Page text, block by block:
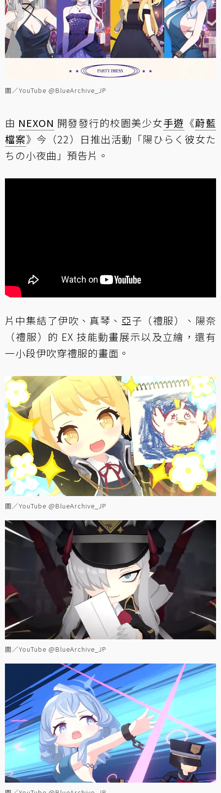
圖／YouTube @BlueArchive_JP
由 NEXON 開發發行的校園美少女手遊 《蔚藍
檔案》今（22）日推出活動「陽ひらく彼女た
ちの小夜曲」預告片。
片中集結了伊吹、真琴、亞子（禮服）、陽奈
（禮服）的 EX 技能動畫展示以及立繪，還有
一小段伊吹穿禮服的畫面。
圖／YouTube @BlueArchive_JP
圖／YouTube @BlueArchive_JP